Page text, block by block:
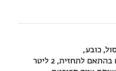
כובע,
ביגוד/מטריה/מעיל גשם בהתאם לתחזית, 2 ליטר